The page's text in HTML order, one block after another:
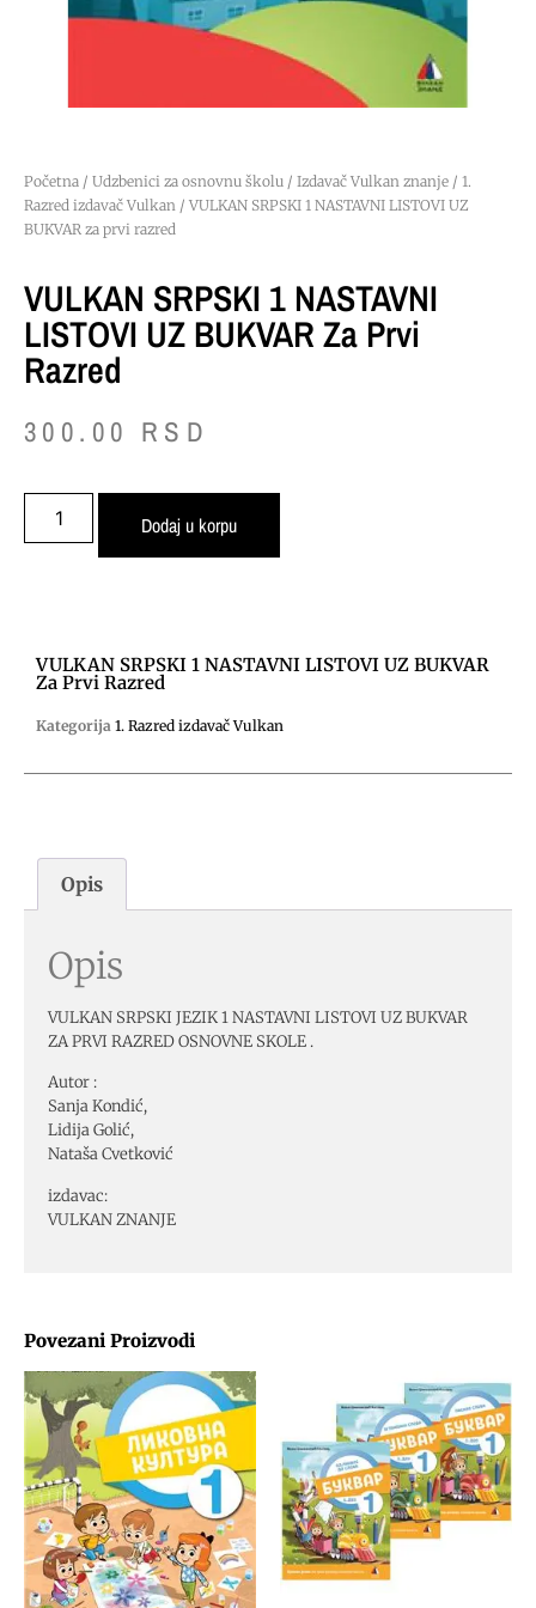
Početna / Udzbenici za osnovnu školu / Izdavač Vulkan znanje / 1.
Razred izdavač Vulkan / VULKAN SRPSKI 1 NASTAVNI LISTOVI UZ
BUKVAR za prvi razred
VULKAN SRPSKI 1 NASTAVNI
LISTOVI UZ BUKVAR Za Prvi
Razred
300.00 RSD
Dodaj u korpu
Povezani Proizvodi
VULKAN SRPSKI 1 NASTAVNI LISTOVI UZ BUKVAR
Za Prvi Razred
Kategorija 1. Razred izdavač Vulkan
Opis
Opis
VULKAN SRPSKI JEZIK 1 NASTAVNI LISTOVI UZ BUKVAR
ZA PRVI RAZRED OSNOVNE SKOLE .
Autor :
Sanja Kondić,
Lidija Golić,
Nataša Cvetković
izdavac:
VULKAN ZNANJE